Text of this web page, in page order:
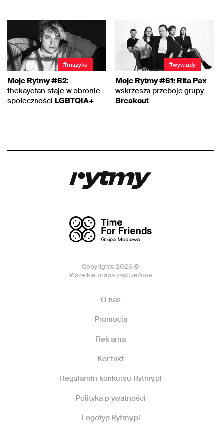
#muzyka
Moje Rytmy #62:
thekayetan staje w obronie
społeczności LGBTQIA+
#wywiady
Moje Rytmy #61: Rita Pax
wskrzesza przeboje grupy
Breakout
Copyrights 2026 ©
Wszelkie prawa zastrzeżone
O nas
Promocja
Reklama
Kontakt
Regulamin konkursu Rytmy.pl
Polityka prywatności
Logotyp Rytmy.pl